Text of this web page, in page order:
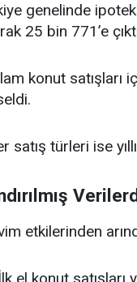
genelinde
25 bin 771’e
konut satışları
satış türleri ise
etkilerinden